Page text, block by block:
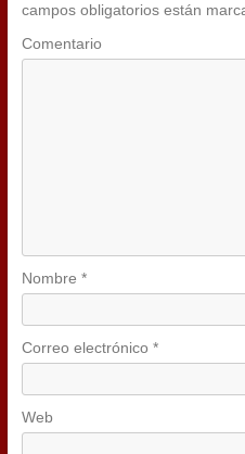
campos obligatorios están
Comentario
Nombre *
Correo electrónico *
Web